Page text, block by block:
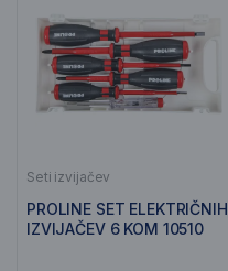
Seti izvijačev
PROLINE SET ELEKTRIČNIH
IZVIJAČEV 6 KOM 10510